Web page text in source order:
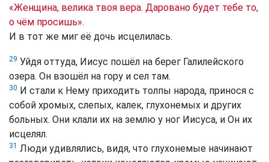
«Женщина, велика твоя вера. Даровано будет тебе то,
о чём просишь».
И в тот же миг её дочь исцелилась.
29 Уйдя оттуда, Иисус пошёл на берег Галилейского
озера. Он взошёл на гору и сел там.
30 И стали к Нему приходить толпы народа, принося с
собой хромых, слепых, калек, глухонемых и других
больных. Они клали их на землю у ног Иисуса, и Он их
исцелял.
31 Люди удивлялись, видя, что глухонемые начинают